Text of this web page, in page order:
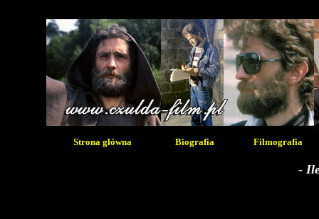
Strona główna Biografia Filmografia
-